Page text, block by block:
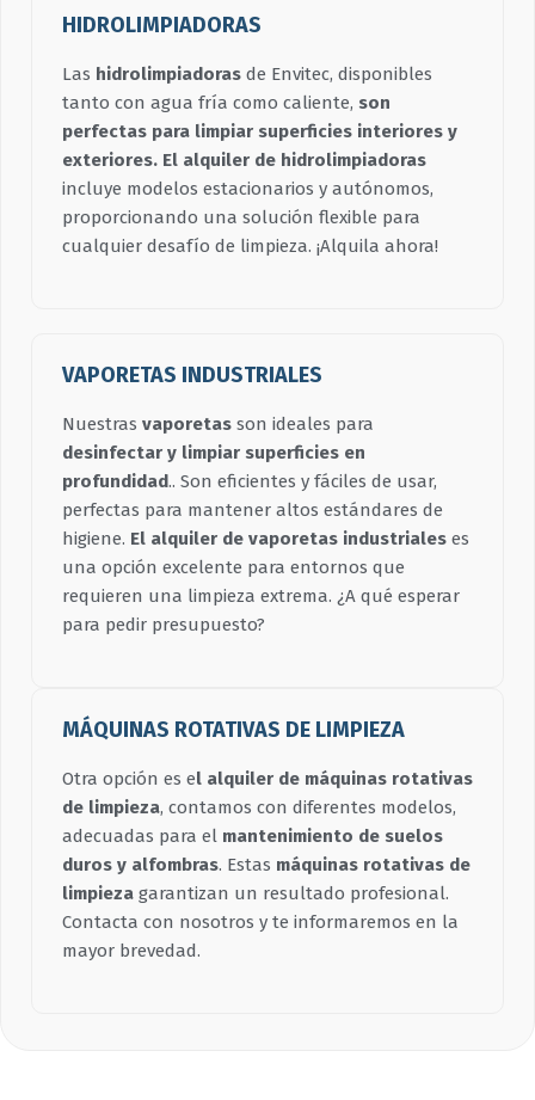
HIDROLIMPIADORAS
Las hidrolimpiadoras de Envitec, disponibles
tanto con agua fría como caliente, son
perfectas para limpiar superficies interiores y
exteriores. El alquiler de hidrolimpiadoras
incluye modelos estacionarios y autónomos,
proporcionando una solución flexible para
cualquier desafío de limpieza. ¡Alquila ahora!
VAPORETAS INDUSTRIALES
Nuestras vaporetas son ideales para
desinfectar y limpiar superficies en
profundidad.. Son eficientes y fáciles de usar,
perfectas para mantener altos estándares de
higiene. El alquiler de vaporetas industriales es
una opción excelente para entornos que
requieren una limpieza extrema. ¿A qué esperar
para pedir presupuesto?
MÁQUINAS ROTATIVAS DE LIMPIEZA
Otra opción es el alquiler de máquinas rotativas
de limpieza, contamos con diferentes modelos,
adecuadas para el mantenimiento de suelos
duros y alfombras. Estas máquinas rotativas de
limpieza garantizan un resultado profesional.
Contacta con nosotros y te informaremos en la
mayor brevedad.